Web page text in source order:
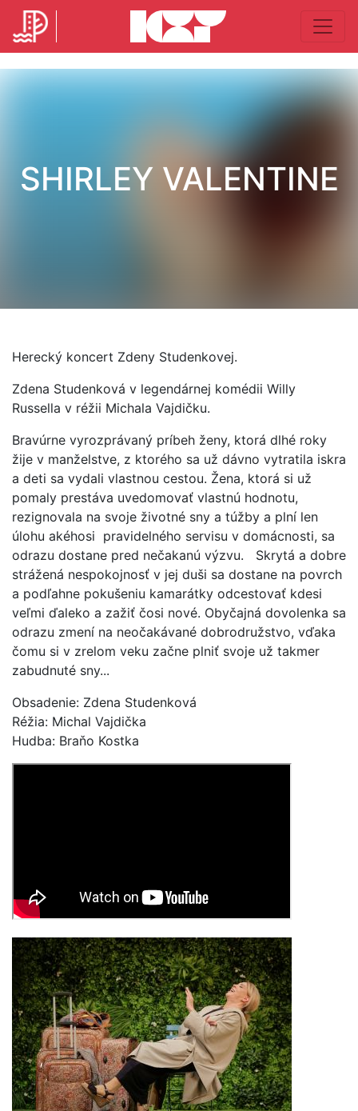
SHIRLEY VALENTINE
Herecký koncert Zdeny Studenkovej.
Zdena Studenková v legendárnej komédii Willy
Russella v réžii Michala Vajdičku.
Bravúrne vyrozprávaný príbeh ženy, ktorá dlhé roky
žije v manželstve, z ktorého sa už dávno vytratila iskra
a deti sa vydali vlastnou cestou. Žena, ktorá si už
pomaly prestáva uvedomovať vlastnú hodnotu,
rezignovala na svoje životné sny a túžby a plní len
úlohu akéhosi pravidelného servisu v domácnosti, sa
odrazu dostane pred nečakanú výzvu. Skrytá a dobre
strážená nespokojnosť v jej duši sa dostane na povrch
a podľahne pokušeniu kamarátky odcestovať kdesi
veľmi ďaleko a zažiť čosi nové. Obyčajná dovolenka sa
odrazu zmení na neočakávané dobrodružstvo, vďaka
čomu si v zrelom veku začne plniť svoje už takmer
zabudnuté sny...
Obsadenie: Zdena Studenková
Réžia: Michal Vajdička
Hudba: Braňo Kostka